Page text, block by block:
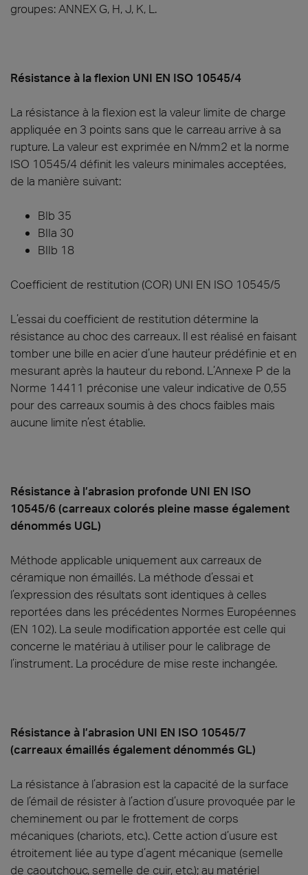
groupes: ANNEX G, H, J, K, L.
Résistance à la flexion UNI EN ISO 10545/4
La résistance à la flexion est la valeur limite de charge
appliquée en 3 points sans que le carreau arrive à sa
rupture. La valeur est exprimée en N/mm2 et la norme
ISO 10545/4 définit les valeurs minimales acceptées,
de la manière suivant:
BIb 35
BIIa 30
BIIb 18
Coefficient de restitution (COR) UNI EN ISO 10545/5
L’essai du coefficient de restitution détermine la
résistance au choc des carreaux. Il est réalisé en faisant
tomber une bille en acier d’une hauteur prédéfinie et en
mesurant après la hauteur du rebond. L’Annexe P de la
Norme 14411 préconise une valeur indicative de 0,55
pour des carreaux soumis à des chocs faibles mais
aucune limite n’est établie.
Résistance à l’abrasion profonde UNI EN ISO
10545/6 (carreaux colorés pleine masse également
dénommés UGL)
Méthode applicable uniquement aux carreaux de
céramique non émaillés. La méthode d’essai et
l’expression des résultats sont identiques à celles
reportées dans les précédentes Normes Européennes
(EN 102). La seule modification apportée est celle qui
concerne le matériau à utiliser pour le calibrage de
l’instrument. La procédure de mise reste inchangée.
Résistance à l’abrasion UNI EN ISO 10545/7
(carreaux émaillés également dénommés GL)
La résistance à l’abrasion est la capacité de la surface
de l’émail de résister à l’action d’usure provoquée par le
cheminement ou par le frottement de corps
mécaniques (chariots, etc.). Cette action d’usure est
étroitement liée au type d’agent mécanique (semelle
de caoutchouc, semelle de cuir, etc.); au matériel